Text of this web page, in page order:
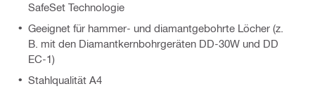
SafeSet Technologie
Geeignet für hammer- und diamantgebohrte Löcher (z.
B. mit den Diamantkernbohrgeräten DD-30W und DD
EC-1)
Stahlqualität A4